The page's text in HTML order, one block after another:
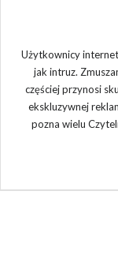
Użytkownicy
jak intruz.
częściej przynosi
ekskluzywnej
pozna wielu